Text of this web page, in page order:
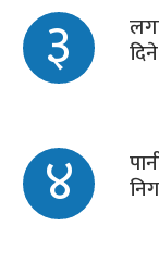
३
४